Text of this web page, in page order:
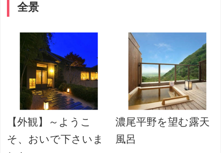
全景
【外観】～ようこ
そ、おいで下さいま
濃尾平野を望む露天
風呂